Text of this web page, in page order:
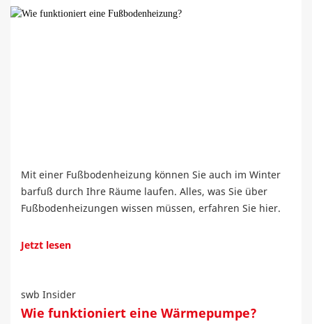
Mit einer Fußbodenheizung können Sie auch im Winter
barfuß durch Ihre Räume laufen. Alles, was Sie über
Fußbodenheizungen wissen müssen, erfahren Sie hier.
Jetzt lesen
swb Insider
Wie funktioniert eine Wärmepumpe?